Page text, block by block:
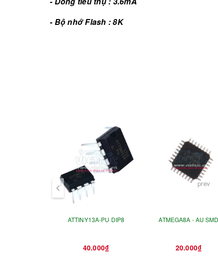
- Bộ nhớ Flash : 8K
- A/D 10-Bits : 6
- 16 Bits Timer : 1
- 8 Bits Timer : 2
- Chu kỳ nạp, xóa : + Flash : 10.000 Lần
+ EEPROM : 100.000 Lần
- Mã hóa khởi động với khóa độc lập, Lập
ATTINY13A-PU DIP8
40.000₫
ATMEGA8A - AU SMD
20.000₫
prev